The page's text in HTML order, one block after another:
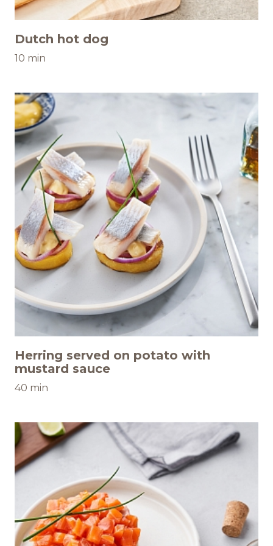
Dutch hot dog
10 min
Herring served on potato with
mustard sauce
40 min